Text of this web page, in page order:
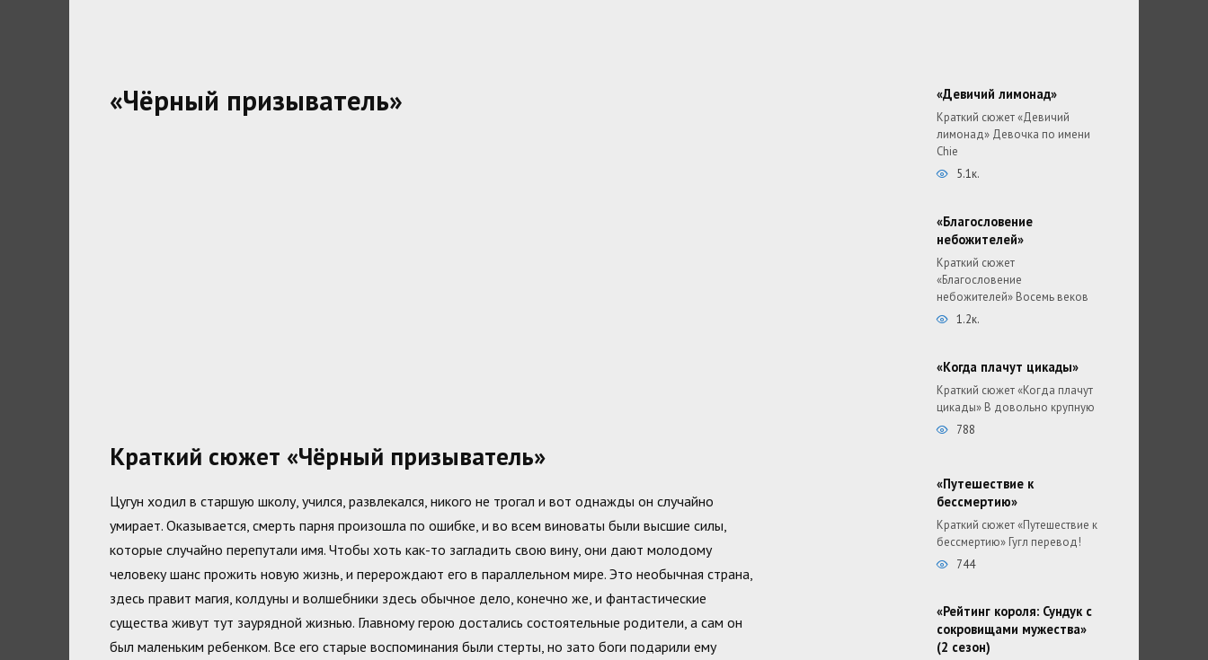
«Чёрный призыватель»
Краткий сюжет «Чёрный призыватель»
Цугун ходил в старшую школу, учился, развлекался, никого не трогал и вот однажды он случайно
умирает. Оказывается, смерть парня произошла по ошибке, и во всем виноваты были высшие силы,
которые случайно перепутали имя. Чтобы хоть как-то загладить свою вину, они дают молодому
человеку шанс прожить новую жизнь, и перерождают его в параллельном мире. Это необычная страна,
здесь правит магия, колдуны и волшебники здесь обычное дело, конечно же, и фантастические
существа живут тут заурядной жизнью. Главному герою достались состоятельные родители, а сам он
был маленьким ребенком. Все его старые воспоминания были стерты, но зато боги подарили ему
«Девичий лимонад»
Краткий сюжет «Девичий
лимонад» Девочка по имени
Chie
5.1к.
«Благословение
небожителей»
Краткий сюжет
«Благословение
небожителей» Восемь веков
1.2к.
«Когда плачут цикады»
Краткий сюжет «Когда плачут
цикады» В довольно крупную
788
«Путешествие к
бессмертию»
Краткий сюжет «Путешествие к
бессмертию» Гугл перевод!
744
«Рейтинг короля: Сундук с
сокровищами мужества»
(2 сезон)